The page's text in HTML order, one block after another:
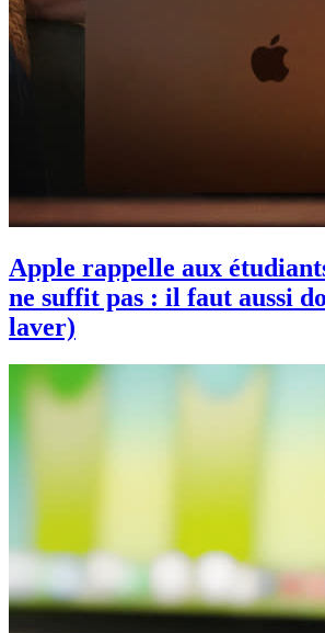
Apple rappelle aux
ne suffit pas : il faut aussi
laver)